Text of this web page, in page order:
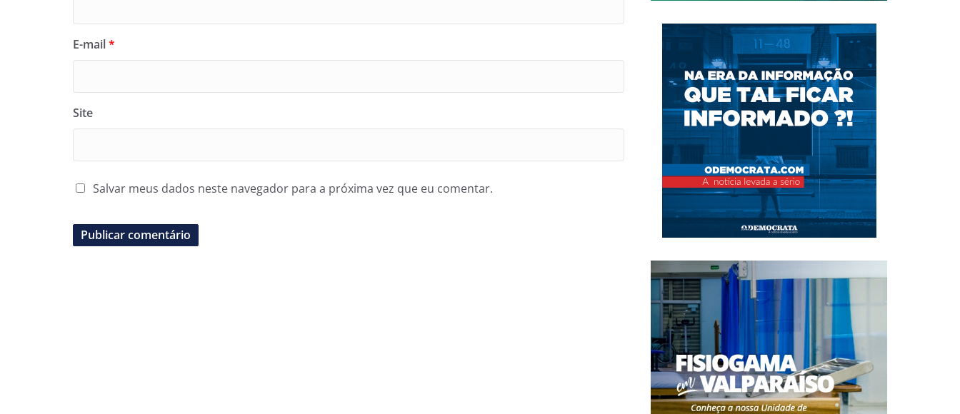
E-mail*
Site
Salvar meus dados neste navegador para a próxima vez que eu comentar.